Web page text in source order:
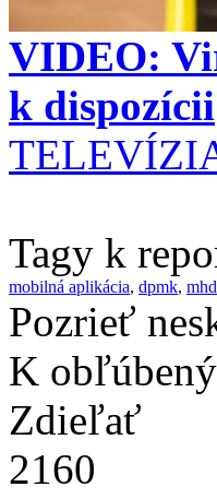
VIDEO:
k dispozícii
Tagy k
mobilná aplikácia, dpmk, mhd
Pozrieť
K
Zdieľať
2160